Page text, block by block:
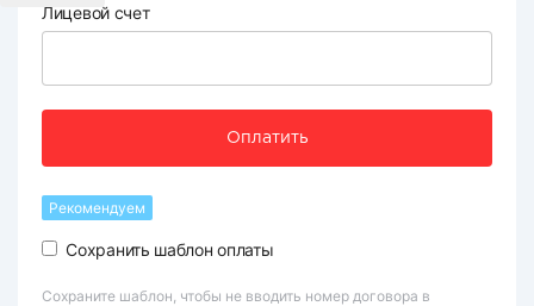
Лицевой счет
Оплатить
Рекомендуем
Сохранить шаблон оплаты
Сохраните шаблон, чтобы не вводить номер договора в